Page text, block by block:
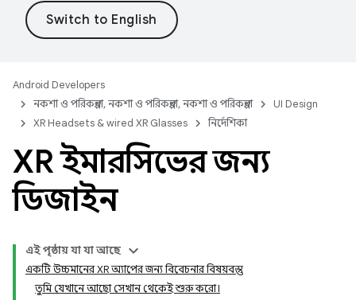
Android Developers
নকশা ও পরিকল্পনা, নকশা ও পরিকল্পনা, নকশা ও পরিকল্পনা
UI Design
XR Headsets & wired XR Glasses
নির্দেশিকা
XR ইমারসিভের জন্য
ডিজাইন
এই পৃষ্ঠায় যা যা আছে
একটি উচ্চমানের XR অ্যাপের জন্য বিবেচনার বিষয়বস্তু
তুমি যেখানে আছো সেখান থেকেই শুরু করো।